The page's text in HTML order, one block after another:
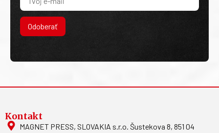
Odoberať
Kontakt
MAGNET PRESS, SLOVAKIA s.r.o. Šustekova 8, 851 04